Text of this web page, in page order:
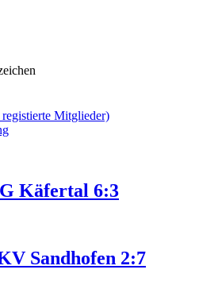
Mitglieder)
Käfertal 6:3
Sandhofen 2:7